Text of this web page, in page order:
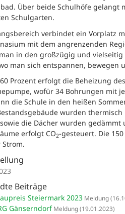
Über beide Schulhöfe
Schulgarten.
verbindet ein Vorplatz
mit dem angrenzenden
in den großzügig und
man sich entspannen, bewegen
Prozent erfolgt die Beheizung
wofür 34 Bohrungen mit
die Schule in den heißen
wurden
sowie die Dächer wurden
erfolgt CO2-gesteuert. Die
Beiträge
Steiermark 2023 Meldung
GänserndorfMeldung(19.01.2023)